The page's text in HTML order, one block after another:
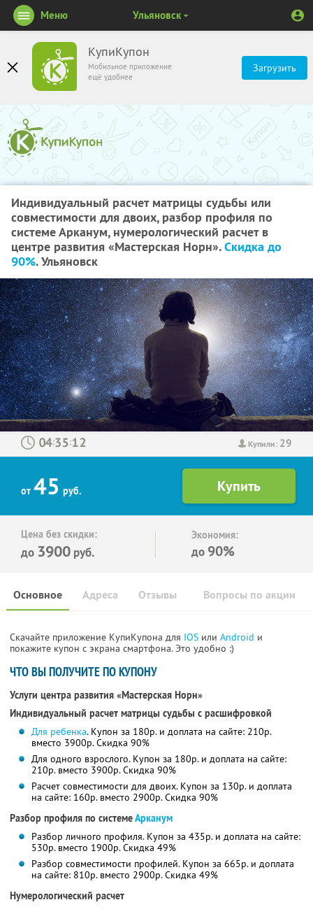
КупиКупон
Мобильное приложение
ещё удобнее
Загрузить
Меню Ульяновск
Индивидуальный расчет матрицы судьбы или
совместимости для двоих, разбор профиля по
системе Арканум, нумерологический расчет в
центре развития «Мастерская Норн».Скидка до
90%. Ульяновск
Купили: 29
: :
от 45 руб.
Цена без скидки:
до 3900 руб.
Экономия:
до 90%
Основное Отзывы Вопросы по акции
Адреса
Скачайте приложение КупиКупона для IOS или Android и
покажите купон с экрана смартфона. Это удобно :)
ЧТО ВЫ ПОЛУЧИТЕ ПО КУПОНУ
Услуги центра развития «Мастерская Норн»
Индивидуальный расчет матрицы судьбы с расшифровкой
Для ребенка. Купон за 180р. и доплата на сайте: 210р.
вместо 3900р. Скидка 90%
Для одного взрослого. Купон за 180р. и доплата на сайте:
210р. вместо 3900р. Скидка 90%
Расчет совместимости для двоих. Купон за 130р. и доплата
на сайте: 160р. вместо 2900р. Скидка 90%
Разбор профиля по системеАрканум
Разбор личного профиля. Купон за 435р. и доплата на сайте:
530р. вместо 1900р. Скидка 49%
Разбор совместимости профилей. Купон за 665р. и доплата
на сайте: 810р. вместо 2900р. Скидка 49%
Нумерологический расчет